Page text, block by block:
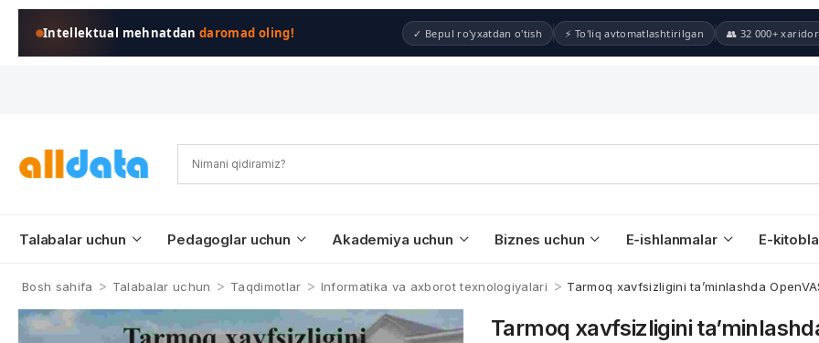
Intellektual mehnatdandaromad oling! ✓ Bepul ro'yxatdan o'tish ⚡ To'liq avtomatlashtirilgan 👥 32 000+ xaridor
Talabalar uchun Pedagoglar uchun Akademiya uchun Biznes uchun E-ishlanmalar E-
Bosh sahifa > Talabalar uchun > Taqdimotlar > Informatika va axborot texnologiyalari > Tarmoq xavfsizligini ta’minlashda
Tarmoq xavfsizligini